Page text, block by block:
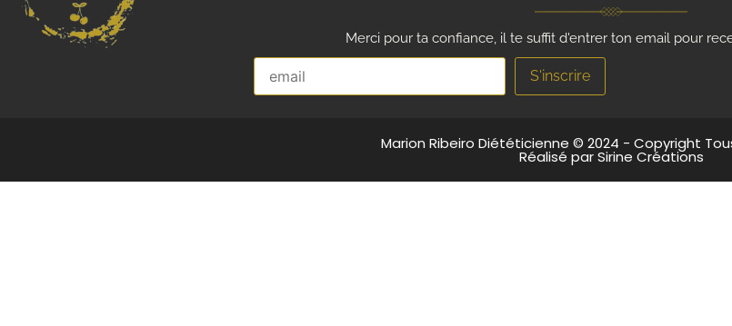
Merci pour ta confiance, il te suffit d'entrer ton email pour
Marion Ribeiro Diététicienne © 2024 - Copyright
Réalisé par Sirine Créations